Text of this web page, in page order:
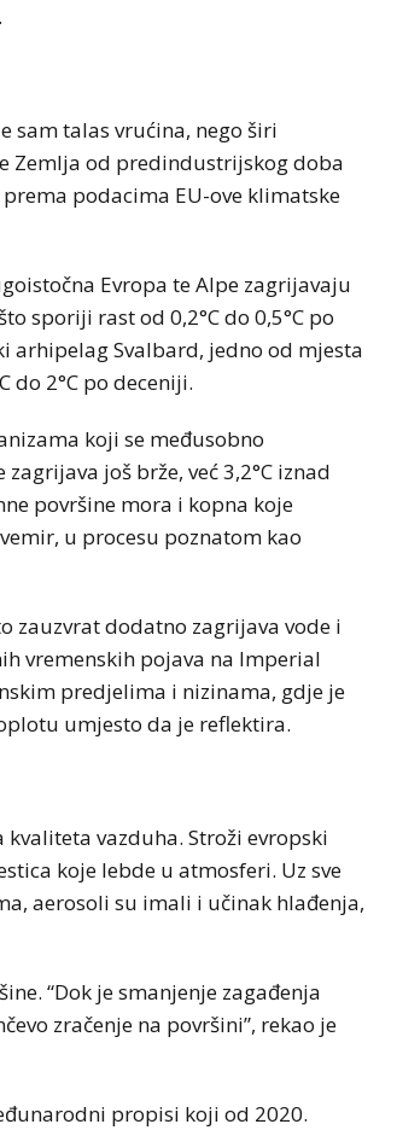
sam talas vrućina, nego širi
Zemlja od predindustrijskog doba
podacima EU-ove klimatske
Evropa te Alpe zagrijavaju
sporiji rast od 0,2°C do 0,5°C po
arhipelag Svalbard, jedno od mjesta
do 2°C po deceniji.
koji se međusobno
još brže, već 3,2°C iznad
površine mora i kopna koje
u procesu poznatom kao
zauzvrat dodatno zagrijava vode i
vremenskih pojava na Imperial
predjelima i nizinama, gdje je
umjesto da je reflektira.
vazduha. Stroži evropski
koje lebde u atmosferi. Uz sve
aerosoli su imali i učinak hlađenja,
“Dok je smanjenje zagađenja
zračenje na površini”, rekao je
propisi koji od 2020.